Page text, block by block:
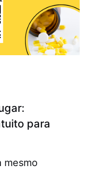
para
mesmo